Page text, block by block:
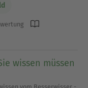
wissen müssen